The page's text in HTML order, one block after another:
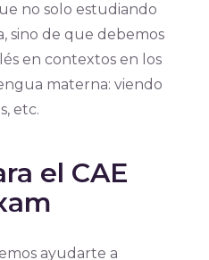
no solo estudiando
sino de que debemos
en contextos en los
materna: viendo
etc.
el CAE
ayudarte a